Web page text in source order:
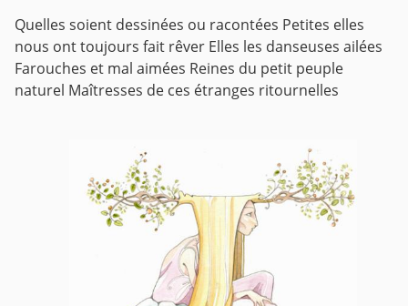
Quelles soient dessinées ou racontées Petites elles
nous ont toujours fait rêver Elles les danseuses ailées
Farouches et mal aimées Reines du petit peuple
naturel Maîtresses de ces étranges ritournelles